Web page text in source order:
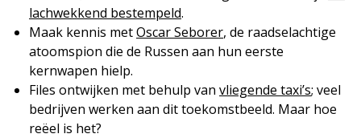
lachwekkend bestempeld.
Maak kennis metOscar Seborer, de raadselachtige
atoomspion die de Russen aan hun eerste
kernwapen hielp.
Files ontwijken met behulp van vliegende taxi’s; veel
bedrijven werken aan dit toekomstbeeld. Maar hoe
reëel is het?